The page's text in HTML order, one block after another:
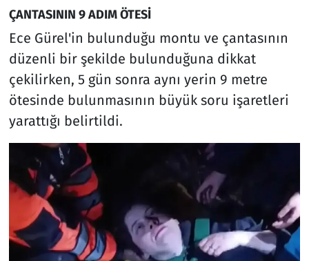
ÇANTASININ 9 ADIM ÖTESİ
Ece Gürel'in bulunduğu montu ve çantasının
düzenli bir şekilde bulunduğuna dikkat
çekilirken, 5 gün sonra aynı yerin 9 metre
ötesinde bulunmasının büyük soru işaretleri
yarattığı belirtildi.